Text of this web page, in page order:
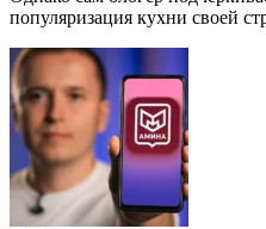
популяризация кухни своей